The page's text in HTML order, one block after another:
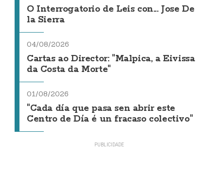
O Interrogatorio de Leis con... Jose De
la Sierra
04/08/2026
Cartas ao Director: "Malpica, a Eivissa
da Costa da Morte"
01/08/2026
"Cada día que pasa sen abrir este
Centro de Día é un fracaso colectivo"